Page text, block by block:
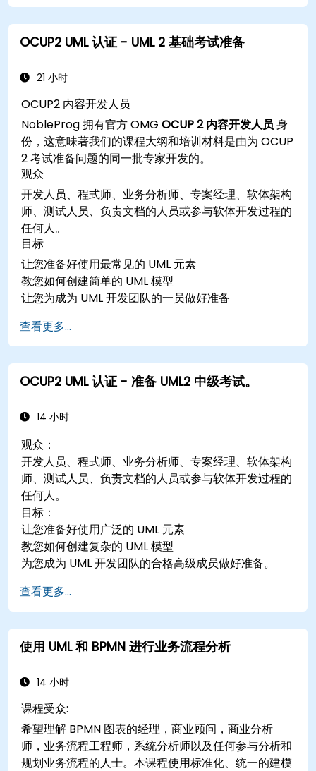
OCUP2 UML 认证 - UML 2 基础考试准备
21 小时
OCUP2 内容开发人员
NobleProg 拥有官方 OMGOCUP 2 内容开发人员身
份，这意味著我们的课程大纲和培训材料是由为 OCUP
2 考试准备问题的同一批专家开发的。
观众
开发人员、程式师、业务分析师、专案经理、软体架构
师、测试人员、负责文档的人员或参与软体开发过程的
任何人。
目标
让您准备好使用最常见的 UML 元素
教您如何创建简单的 UML 模型
让您为成为 UML 开发团队的一员做好准备
查看更多...
OCUP2 UML 认证 - 准备 UML2 中级考试。
14 小时
观众：
开发人员、程式师、业务分析师、专案经理、软体架构
师、测试人员、负责文档的人员或参与软体开发过程的
任何人。
目标：
让您准备好使用广泛的 UML 元素
教您如何创建复杂的 UML 模型
为您成为 UML 开发团队的合格高级成员做好准备。
查看更多...
使用 UML 和 BPMN 进行业务流程分析
14 小时
课程受众:
希望理解 BPMN 图表的经理，商业顾问，商业分析
师，业务流程工程师，系统分析师以及任何参与分析和
规划业务流程的人士。本课程使用标准化、统一的建模